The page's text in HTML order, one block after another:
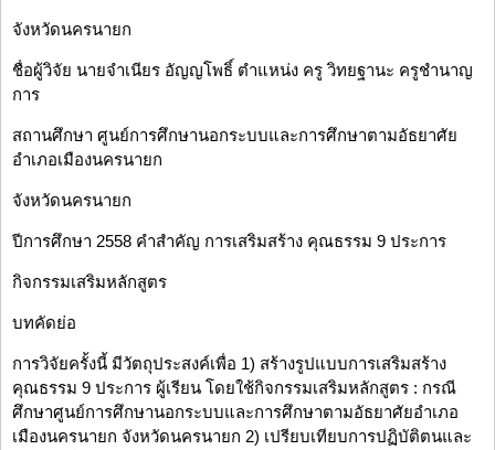
จังหวัดนครนายก
ชื่อผู้วิจัย นายจำเนียร อัญญโพธิ์ ตำแหน่ง ครู วิทยฐานะ ครูชำนาญ
การ
สถานศึกษา ศูนย์การศึกษานอกระบบและการศึกษาตามอัธยาศัย
อำเภอเมืองนครนายก
จังหวัดนครนายก
ปีการศึกษา 2558 คำสำคัญ การเสริมสร้าง คุณธรรม 9 ประการ
กิจกรรมเสริมหลักสูตร
บทคัดย่อ
การวิจัยครั้งนี้ มีวัตถุประสงค์เพื่อ 1) สร้างรูปแบบการเสริมสร้าง
คุณธรรม 9 ประการ ผู้เรียน โดยใช้กิจกรรมเสริมหลักสูตร : กรณี
ศึกษาศูนย์การศึกษานอกระบบและการศึกษาตามอัธยาศัยอำเภอ
เมืองนครนายก จังหวัดนครนายก 2) เปรียบเทียบการปฏิบัติตนและ